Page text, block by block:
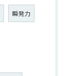
瞬発力